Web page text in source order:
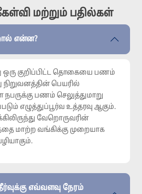
மற்றும் பதில்கள்
என்ன?
குறிப்பிட்ட தொகையை பணம்
பெயரில்
நபருக்கு பணம் செலுத்துமாறு
எழுத்துப்பூர்வ உத்தரவு ஆகும்.
வேறொருவரின்
மாற்ற வங்கிக்கு முறையாக
எவ்வளவு நேரம்